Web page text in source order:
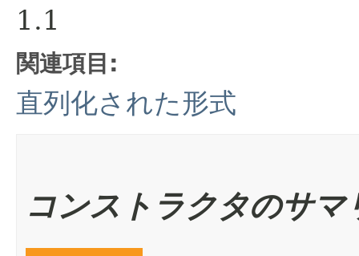
1.1
関連項目:
直列化された形式
コンストラクタのサマ